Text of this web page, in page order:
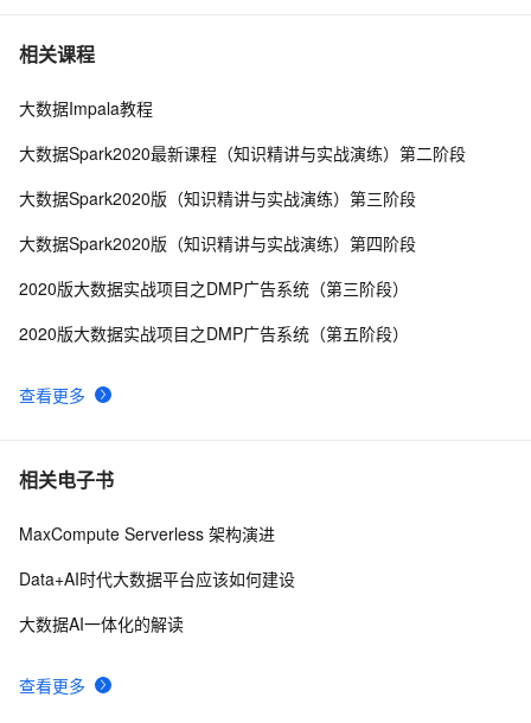
7 DataWorks Data Agent：一句话搞定数据开发，让周期
8 DataWorks：新一代 Data+AI 数据开发与数据治理平台
下载
10DataWorks Copilot 集成Qwen3-235B-A22B混合推理模
相关课程
查看更多
大数据Impala教程
大数据Spark2020最新课程（知识精讲与实战演练）第二阶段
大数据Spark2020版（知识精讲与实战演练）第三阶段
大数据Spark2020版（知识精讲与实战演练）第四阶段
2020版大数据实战项目之DMP广告系统（第三阶段）
2020版大数据实战项目之DMP广告系统（第五阶段）
相关电子书
查看更多
MaxCompute Serverless 架构演进
Data+AI时代大数据平台应该如何建设
大数据AI一体化的解读